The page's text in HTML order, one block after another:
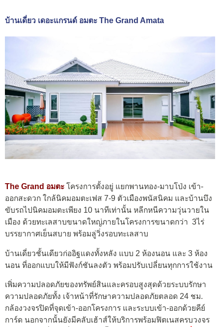
บ้านเดี่ยว เดอะแกรนด์ อมตะ The Grand Amata
The Grand อมตะ โครงการตั้งอยู่ แยกพานทอง-มาบโป่ง เข้า-
ออกสะดวก ใกล้นิคมอมตะเฟส 7-9 ตัวเมืองพนัสนิคม และบ้านบึง
ขับรถไปนิคมอมตะเพียง 10 นาทีเท่านั้น หลีกหนีความวุ่นวายใน
เมือง ด้วยทะเลสาบขนาดใหญ่ภายในโครงการขนาดกว่า 3ไร่
บรรยากาศเย็นสบาย พร้อมลู่วิ่งรอบทะเลสาบ
บ้านเดี่ยวชั้นเดียวก่ออิฐแดงทั้งหลัง แบบ 2 ห้องนอน และ 3 ห้อง
นอน ที่ออกแบบให้มีฟังก์ชันลงตัว พร้อมปรับเปลี่ยนทุกการใช้งาน
เพิ่มความปลอดภัยของทรัพย์สินและครอบสูงสุดด้วยระบบรักษา
ความปลอดภัยทั้ง เจ้าหน้าที่รักษาความปลอดภัยตลอด 24 ชม.
กล้องวงจรปิดที่จุดเข้า-ออกโครงการ และระบบเข้า-ออกด้วยคีย์
การ์ด นอกจากนั้นยังมีคลับเฮ้าส์ให้บริการพร้อมฟิตเนสครบวงจร